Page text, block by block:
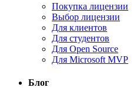
Покупка лицензии
Выбор лицензии
Для клиентов
Для студентов
Для Open Source
Для Microsoft MVP
Блог